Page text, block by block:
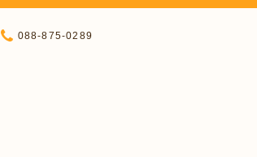
088-875-0289